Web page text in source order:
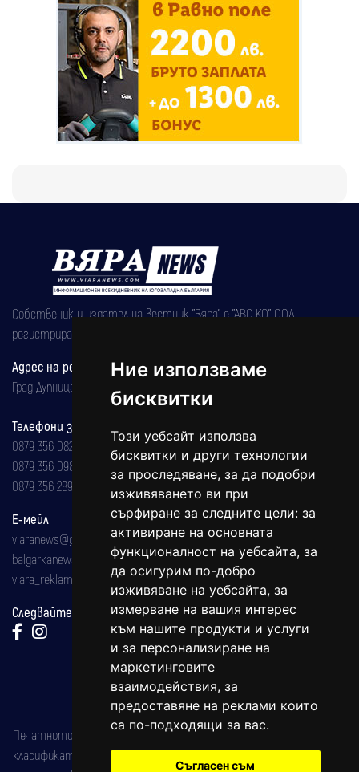
Ние използваме
бисквитки
Този уебсайт използва
бисквитки и други технологии
за проследяване, за да подобри
изживяването ви при
сърфиране за следните цели: за
активиране на основната
функционалност на уебсайта, за
да осигурим по-добро
изживяване на уебсайта, за
измерване на вашия интерес
към нашите продукти и услуги
и за персонализиране на
маркетинговите
взаимодействия, за
предоставяне на реклами които
са по-подходящи за вас.
Съгласен съм
Собственик и издател на вестник "Вяра" е "АВС КО" ООД,
регистрирана на 08.05.2002 година.
Адрес на редакцията
Град Дупница, ул.''Христо Ботев" 43
Телефони за реклама и абонаменти
0879 356 082
0879 356 098
0879 356 289
Е-мейл
viaranews@gmail.com
balgarkanews@gmail.com
viara_reklama@mail.bg
Следвайте ни:
Печатното издание на вестника е регистрирано в националния
класификатор на печатните издания (Българска национална